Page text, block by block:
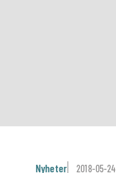
Nyheter 2018-05-24